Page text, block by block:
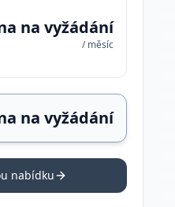
na vyžádání
/ měsíc
na vyžádání
nabídku